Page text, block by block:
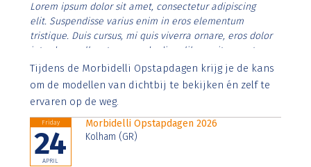
Lorem ipsum dolor sit amet, consectetur adipiscing
elit. Suspendisse varius enim in eros elementum
tristique. Duis cursus, mi quis viverra ornare, eros dolor
interdum nulla, ut commodo diam libero vitae erat.
Aenean faucibus nibh et justo cursus id rutrum lorem
imperdiet. Nunc ut sem vitae risus tristique posuere.
Tijdens de Morbidelli Opstapdagen krijg je de kans
om de modellen van dichtbij te bekijken én zelf te
ervaren op de weg.
Friday
24
APRIL
Morbidelli Opstapdagen 2026
Kolham (GR)